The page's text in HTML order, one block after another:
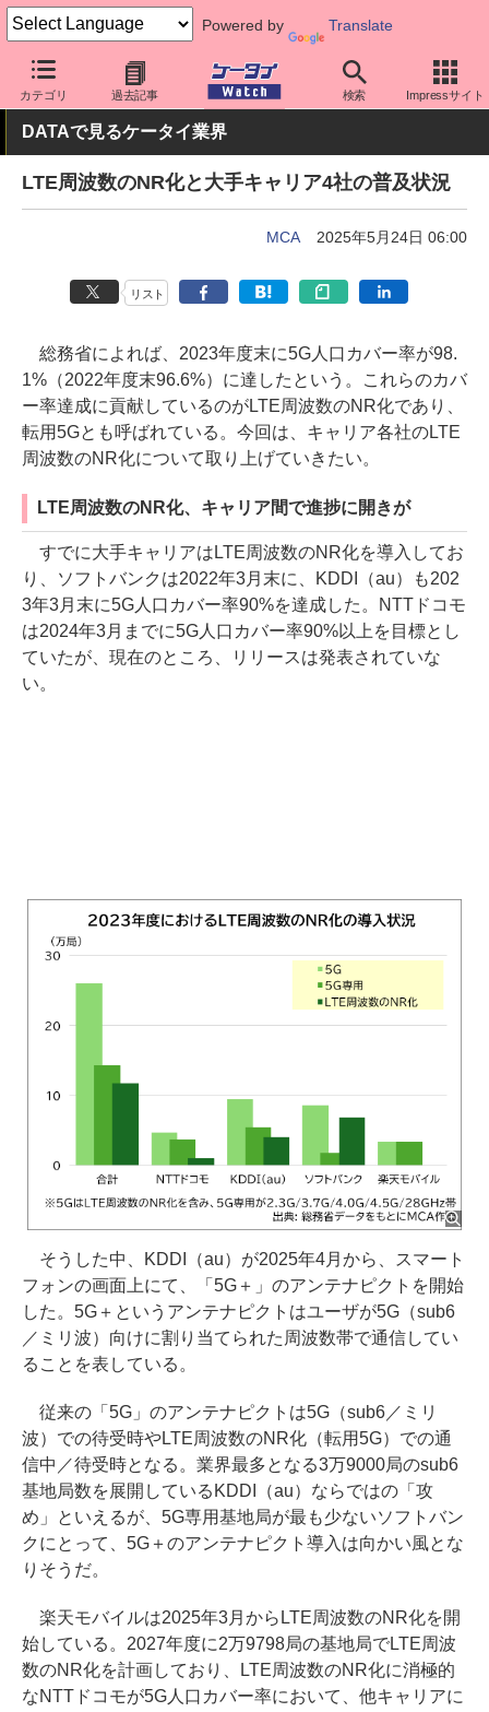
Powered by Translate
カテゴリ 過去記事 検索 Impressサイト
ケータイ Watch 業界動向 調査
DATAで見るケータイ業界
LTE周波数のNR化と大手キャリア4社の普及状況
MCA 2025年5月24日 06:00
リスト
総務省によれば、2023年度末に5G人口カバー率が98.
1%（2022年度末96.6%）に達したという。これらのカバ
ー率達成に貢献しているのがLTE周波数のNR化であり、
転用5Gとも呼ばれている。今回は、キャリア各社のLTE
周波数のNR化について取り上げていきたい。
LTE周波数のNR化、キャリア間で進捗に開きが
すでに大手キャリアはLTE周波数のNR化を導入してお
り、ソフトバンクは2022年3月末に、KDDI（au）も202
3年3月末に5G人口カバー率90%を達成した。NTTドコモ
は2024年3月までに5G人口カバー率90%以上を目標とし
ていたが、現在のところ、リリースは発表されていな
い。
そうした中、KDDI（au）が2025年4月から、スマート
フォンの画面上にて、「5G＋」のアンテナピクトを開始
した。5G＋というアンテナピクトはユーザが5G（sub6
／ミリ波）向けに割り当てられた周波数帯で通信してい
ることを表している。
従来の「5G」のアンテナピクトは5G（sub6／ミリ
波）での待受時やLTE周波数のNR化（転用5G）での通
信中／待受時となる。業界最多となる3万9000局のsub6
基地局数を展開しているKDDI（au）ならではの「攻
め」といえるが、5G専用基地局が最も少ないソフトバン
クにとって、5G＋のアンテナピクト導入は向かい風とな
りそうだ。
楽天モバイルは2025年3月からLTE周波数のNR化を開
始している。2027年度に2万9798局の基地局でLTE周波
数のNR化を計画しており、LTE周波数のNR化に消極的
なNTTドコモが5G人口カバー率において、他キャリアに